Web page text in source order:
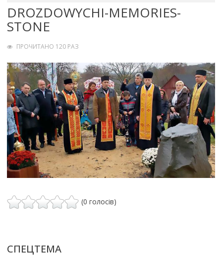
DROZDOWYCHI-MEMORIES-
STONE
ПРОЧИТАНО 120 РАЗ
(0 голосів)
СПЕЦТЕМА